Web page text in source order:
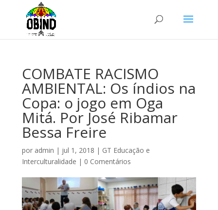
COMBATE RACISMO
AMBIENTAL: Os índios na
Copa: o jogo em Oga
Mitá. Por José Ribamar
Bessa Freire
por admin | jul 1, 2018 | GT Educação e
Interculturalidade | 0 Comentários